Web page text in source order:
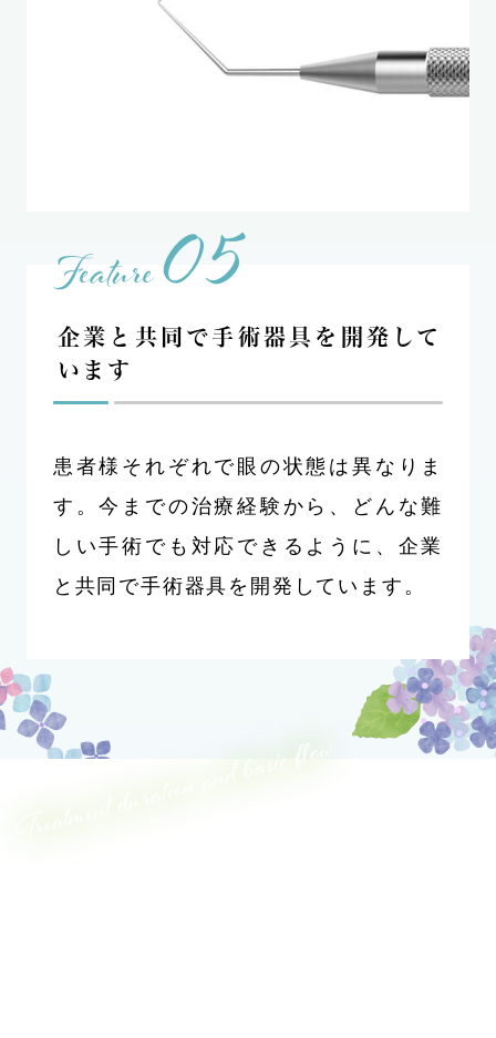
Feature05
企業と共同で手術器具を開発して
います
患者様それぞれで眼の状態は異なりま
す。今までの治療経験から、どんな難
しい手術でも対応できるように、企業
と共同で手術器具を開発しています。
Treatment duration and basic flow